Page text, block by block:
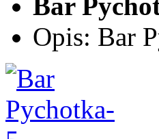
Bar
Opis: Bar